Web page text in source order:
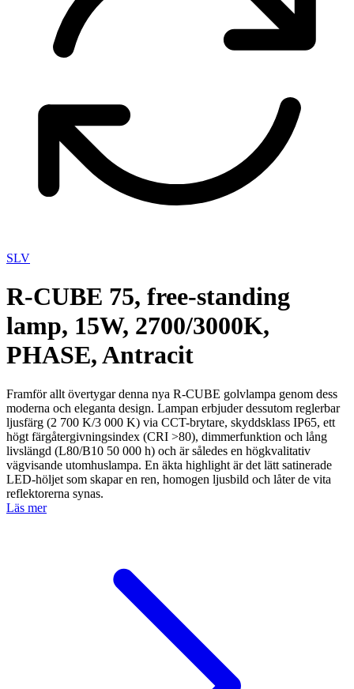
SLV
R-CUBE 75, free-standing
lamp, 15W, 2700/3000K,
PHASE, Antracit
Framför allt övertygar denna nya R-CUBE golvlampa genom dess
moderna och eleganta design. Lampan erbjuder dessutom reglerbar
ljusfärg (2 700 K/3 000 K) via CCT-brytare, skyddsklass IP65, ett
högt färgåtergivningsindex (CRI >80), dimmerfunktion och lång
livslängd (L80/B10 50 000 h) och är således en högkvalitativ
vägvisande utomhuslampa. En äkta highlight är det lätt satinerade
LED-höljet som skapar en ren, homogen ljusbild och låter de vita
reflektorerna synas.
Läs mer